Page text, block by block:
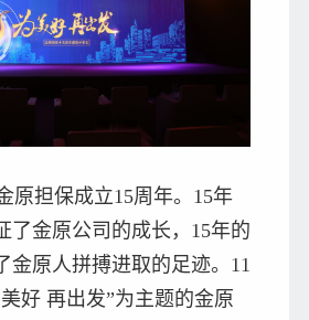
原担保成立15周年。15年
了金原公司的成长，15年的
金原人拼搏进取的足迹。11
好 再出发”为主题的金原